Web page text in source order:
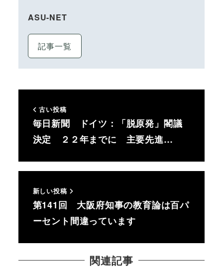
ASU-NET
記事一覧
古い投稿
毎日新聞 ドイツ：「脱原発」閣議
決定 ２２年までに 主要先進…
新しい投稿
第141回 大阪府知事の教育論は百パ
ーセント間違っています
関連記事